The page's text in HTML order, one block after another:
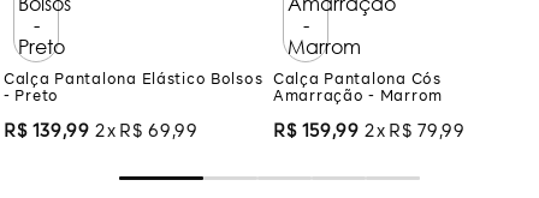
R$ 139,99 R$ 159,99 2 R$